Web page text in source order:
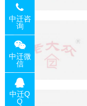
中迁咨
询
中迁微
信
中迁Q
Q